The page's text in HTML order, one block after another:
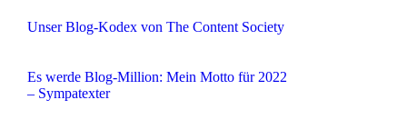
Unser Blog-Kodex von The Content Society
Es werde Blog-Million: Mein Motto für 2022
– Sympatexter